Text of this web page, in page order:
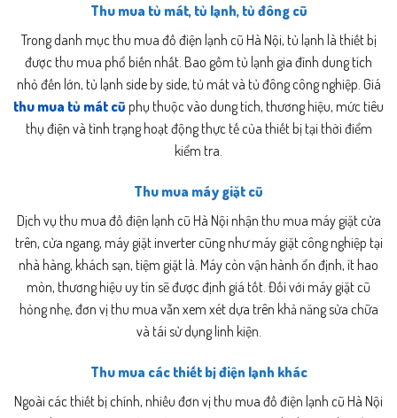
Thu mua tủ mát, tủ lạnh, tủ đông cũ
Trong danh mục thu mua đồ điện lạnh cũ Hà Nội, tủ lạnh là thiết bị
được thu mua phổ biến nhất. Bao gồm tủ lạnh gia đình dung tích
nhỏ đến lớn, tủ lạnh side by side, tủ mát và tủ đông công nghiệp. Giá
thu mua tủ mát cũ phụ thuộc vào dung tích, thương hiệu, mức tiêu
thụ điện và tình trạng hoạt động thực tế của thiết bị tại thời điểm
kiểm tra.
Thu mua máy giặt cũ
Dịch vụ thu mua đồ điện lạnh cũ Hà Nội nhận thu mua máy giặt cửa
trên, cửa ngang, máy giặt inverter cũng như máy giặt công nghiệp tại
nhà hàng, khách sạn, tiệm giặt là. Máy còn vận hành ổn định, ít hao
mòn, thương hiệu uy tín sẽ được định giá tốt. Đối với máy giặt cũ
hỏng nhẹ, đơn vị thu mua vẫn xem xét dựa trên khả năng sửa chữa
và tái sử dụng linh kiện.
Thu mua các thiết bị điện lạnh khác
Ngoài các thiết bị chính, nhiều đơn vị thu mua đồ điện lạnh cũ Hà Nội